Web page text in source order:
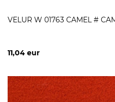
VELUR W 01763 CAMEL #
11,04 eur